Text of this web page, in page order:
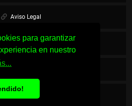
para garantizar
en nuestro
Aviso Legal
Cookies